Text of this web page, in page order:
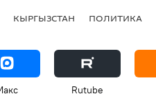
КЫРГЫЗСТАН ПОЛИТИКА
Rutube